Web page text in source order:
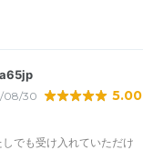
08/30 5.00
でも受け入れていただけ